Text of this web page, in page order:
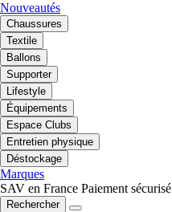
Nouveautés
Chaussures
Textile
Ballons
Supporter
Lifestyle
Équipements
Espace Clubs
Entretien physique
Déstockage
Marques
SAV en France Paiement sécurisé
Rechercher